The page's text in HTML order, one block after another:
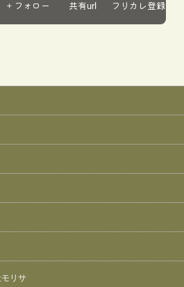
リサ